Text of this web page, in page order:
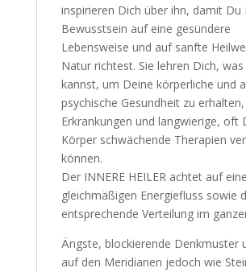
inspirieren Dich über ihn, damit Du
Bewusstsein auf eine gesündere
Lebensweise und auf sanfte
Natur richtest. Sie lehren Dich,
kannst, um Deine körperliche und
psychische Gesundheit zu
Erkrankungen und langwierige, oft
Körper schwächende Therapien
können.
Der INNERE HEILER achtet auf
gleichmäßigen Energiefluss sowie
entsprechende Verteilung im
Ängste, blockierende Denkmuster
auf den Meridianen jedoch wie